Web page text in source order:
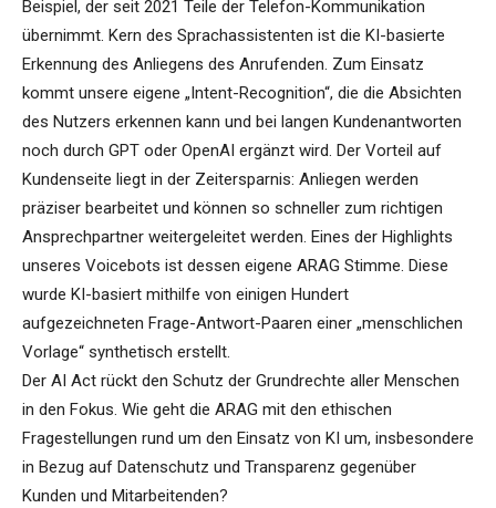
Beispiel, der seit 2021 Teile der Telefon-Kommunikation
übernimmt. Kern des Sprachassistenten ist die KI-basierte
Erkennung des Anliegens des Anrufenden. Zum Einsatz
kommt unsere eigene „Intent-Recognition“, die die Absichten
des Nutzers erkennen kann und bei langen Kundenantworten
noch durch GPT oder OpenAI ergänzt wird. Der Vorteil auf
Kundenseite liegt in der Zeitersparnis: Anliegen werden
präziser bearbeitet und können so schneller zum richtigen
Ansprechpartner weitergeleitet werden. Eines der Highlights
unseres Voicebots ist dessen eigene ARAG Stimme. Diese
wurde KI-basiert mithilfe von einigen Hundert
aufgezeichneten Frage-Antwort-Paaren einer „menschlichen
Vorlage“ synthetisch erstellt.
Der AI Act rückt den Schutz der Grundrechte aller Menschen
in den Fokus. Wie geht die ARAG mit den ethischen
Fragestellungen rund um den Einsatz von KI um, insbesondere
in Bezug auf Datenschutz und Transparenz gegenüber
Kunden und Mitarbeitenden?